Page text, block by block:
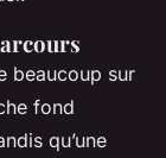
beaucoup sur
fond
qu’une